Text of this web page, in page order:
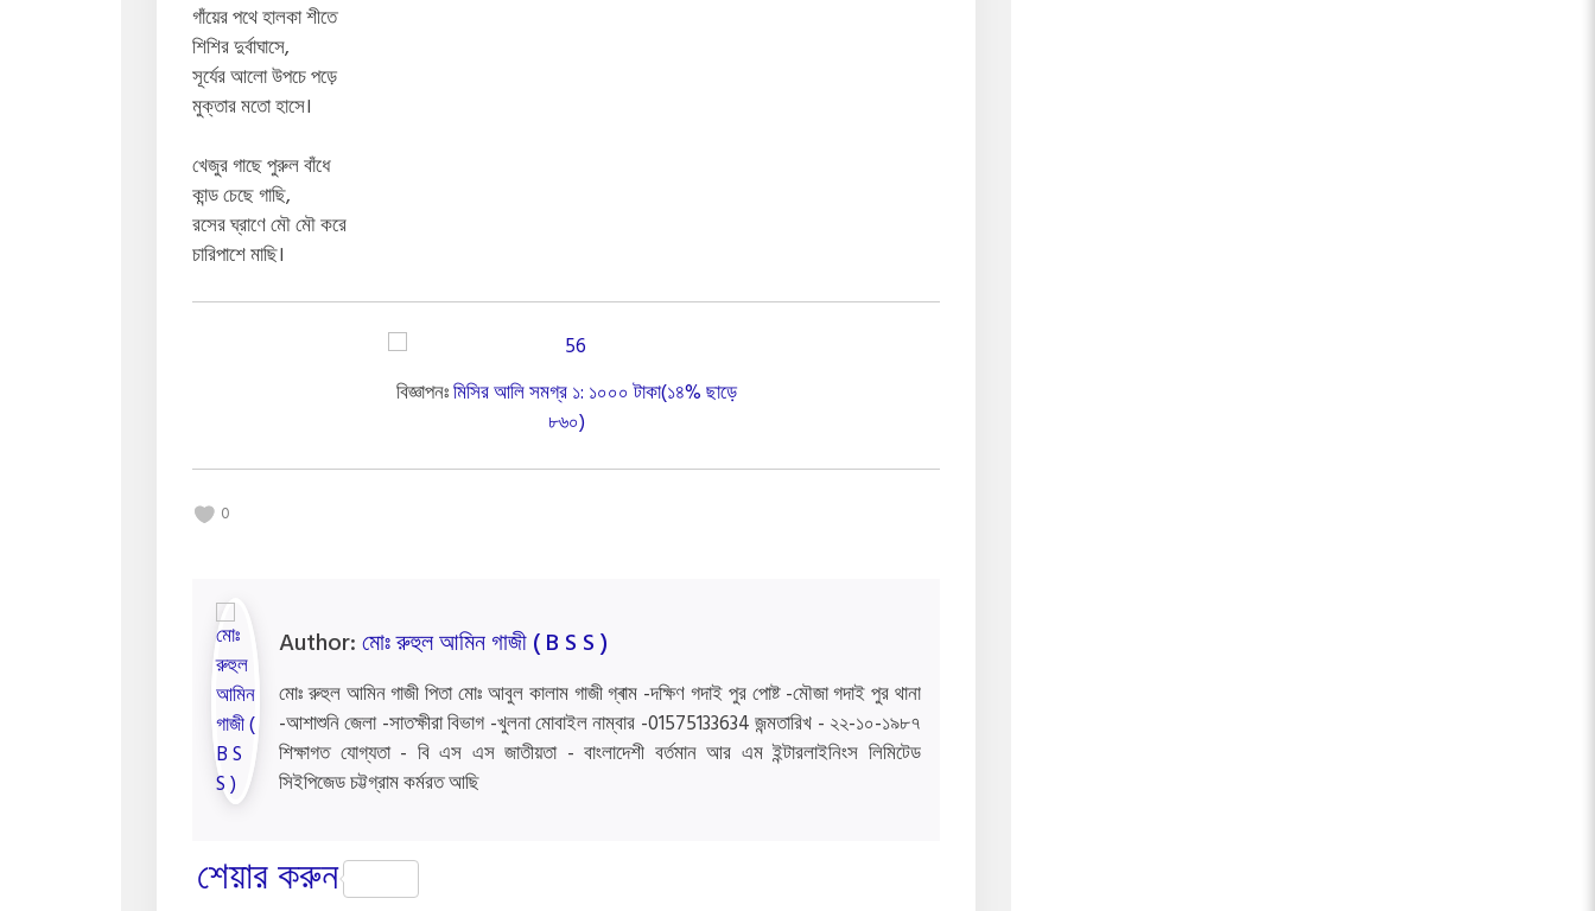
গাঁয়ের পথে হালকা শীতে
শিশির দুর্বাঘাসে,
সূর্যের আলো উপচে পড়ে
মুক্তার মতো হাসে।
খেজুর গাছে পুরুল বাঁধে
কান্ড চেছে গাছি,
রসের ঘ্রাণে মৌ মৌ করে
চারিপাশে মাছি।
বিজ্ঞাপনঃমিসির আলি সমগ্র ১: ১০০০ টাকা(১৪% ছাড়ে
৮৬০)
0
Author:মোঃ রুহুল আমিন গাজী ( B S S )
মোঃ রুহুল আমিন গাজী পিতা মোঃ আবুল কালাম গাজী গ্ৰাম -দক্ষিণ গদাই পুর পোষ্ট -মৌজা গদাই পুর থানা
-আশাশুনি জেলা -সাতক্ষীরা বিভাগ -খুলনা মোবাইল নাম্বার -01575133634 জন্মতারিখ - ২২-১০-১৯৮৭
শিক্ষাগত যোগ্যতা - বি এস এস জাতীয়তা - বাংলাদেশী বর্তমান আর এম ইন্টারলাইনিংস লিমিটেড
সিইপিজেড চট্টগ্রাম কর্মরত আছি
শেয়ার করুন